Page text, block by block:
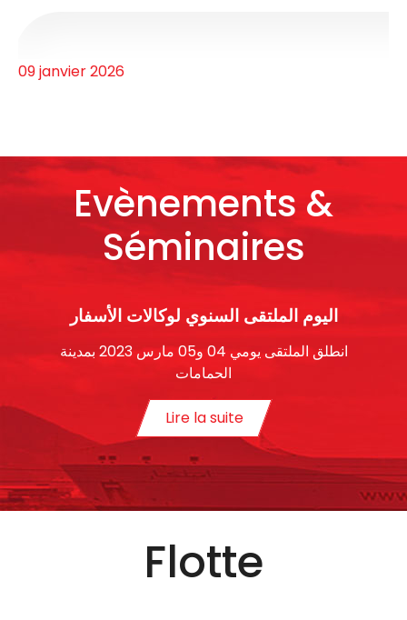
09 janvier 2026
Evènements &
Séminaires
اليوم الملتقى السنوي لوكالات الأسفار
انطلق الملتقى يومي 04 و05 مارس 2023 بمدينة
الحمامات
Lire la suite
Flotte